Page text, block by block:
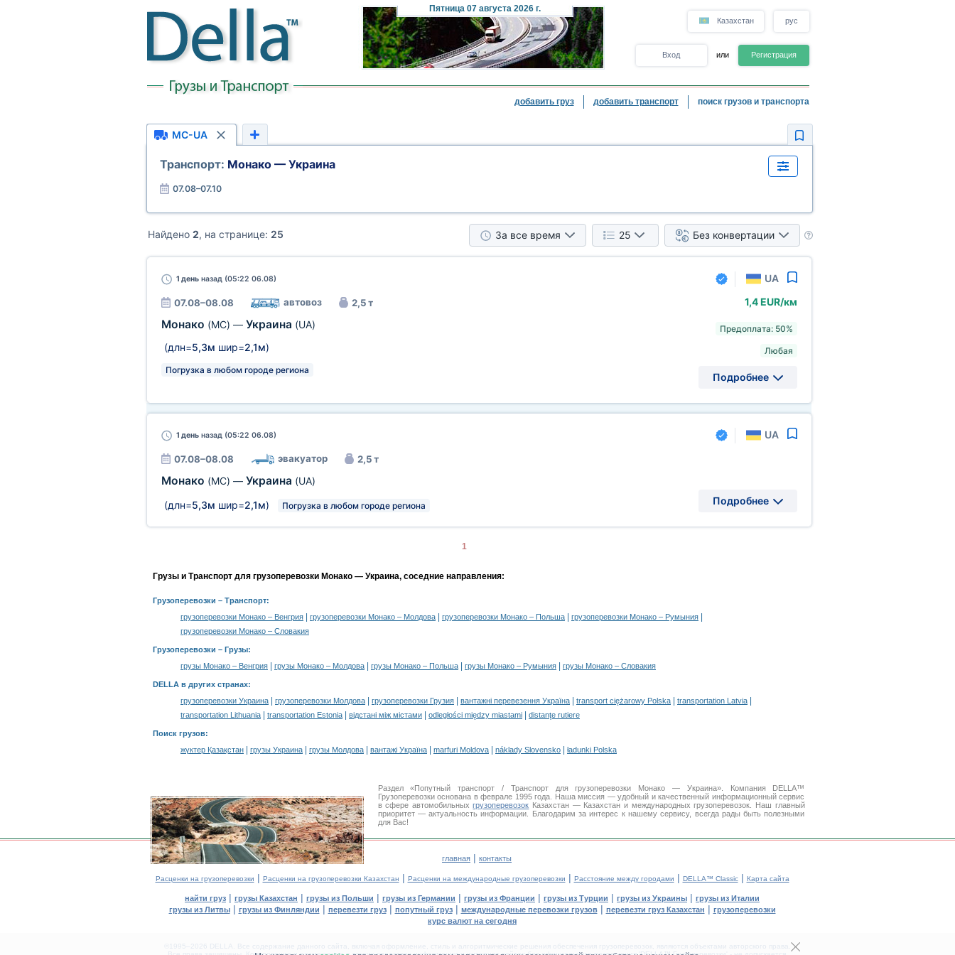
Пятница07 августа 2026 г.
Казахстан рус
Вход или Регистрация
добавить груз добавить транспорт поиск грузов и транспорта
MC-UA
Транспорт: Монако — Украина
07.08–07.10
Найдено 2, на странице: 25 За все время 25 Без конвертации
1 деньназад (05:22 06.08) UA
07.08–08.08 автовоз 2,5 т
Монако (MC) — Украина (UA)
(длн=5,3м шир=2,1м)
Погрузка в любом городе региона
1,4 EUR/км
Предоплата: 50%
Любая
Подробнее
1 деньназад (05:22 06.08) UA
07.08–08.08 эвакуатор 2,5 т
Монако (MC) — Украина (UA)
(длн=5,3м шир=2,1м) Погрузка в любом городе региона Подробнее
1
Грузы и Транспорт для грузоперевозки Монако — Украина, соседние направления:
Грузоперевозки – Транспорт:
грузоперевозки Монако – Венгрия
грузоперевозки Монако – Молдова грузоперевозки Монако – Польша грузоперевозки Монако – Румыния
грузоперевозки Монако – Словакия
Грузоперевозки – Грузы:
грузы Монако – Венгрия
грузы Монако – Молдова грузы Монако – Польша грузы Монако – Румыния грузы Монако – Словакия
DELLA в других странах:
грузоперевозки Украина
грузоперевозки Молдова грузоперевозки Грузия вантажні перевезення Україна transport ciężarowy Polska transportation Latvia
transportation Lithuania transportation Estonia відстані між містами odległości między miastami distanţe rutiere
Поиск грузов:
жүктер Қазақстан
грузы Украина грузы Молдова вантажі Україна marfuri Moldova náklady Slovensko ładunki Polska
Раздел «Попутный транспорт / Транспорт для грузоперевозки Монако — Украина». Компания DELLA™
Грузоперевозки основана в феврале 1995 года. Наша миссия — удобный и качественный информационный сервис
в сфере автомобильныхгрузоперевозок Казахстан — Казахстан и международных грузоперевозок. Наш главный
приоритет — актуальность информации. Благодарим за интерес к нашему сервису, всегда рады быть полезными
для Вас!
главная | контакты
Расценки на грузоперевозки | Расценки на грузоперевозки Казахстан | Расценки на международные грузоперевозки | Расстояние между городами | DELLA™ Classic| Карта сайта
найти груз | грузы Казахстан | грузы из Польши | грузы из Германии | грузы из Франции | грузы из Турции | грузы из Украины | грузы из Италии
грузы из Литвы| грузы из Финляндии | перевезти груз| попутный груз| международные перевозки грузов| перевезти груз Казахстан | грузоперевозки
курс валют на сегодня
©1995–2026 DELLA. Все содержание данного сайта, включая оформление, стиль и алгоритмические решения обеспечения грузоперевозок, являются объектами авторского права.